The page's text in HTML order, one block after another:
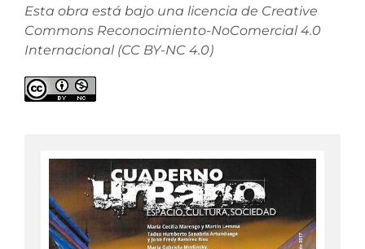
Esta obra está bajo una licencia de Creative
Commons Reconocimiento-NoComercial 4.0
Internacional (CC BY-NC 4.0)